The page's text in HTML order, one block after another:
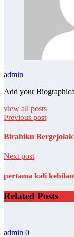
admin
Add your
view all posts
Previous post
Birahiku
Next post
pertama kali
Related Posts
admin 0